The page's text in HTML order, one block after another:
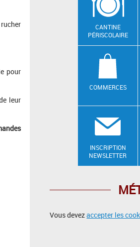
pour
leur
CANTINE
PÉRISCOLAIRE
COMMERCES
INSCRIPTION
NEWSLETTER
Vous devezaccepter les